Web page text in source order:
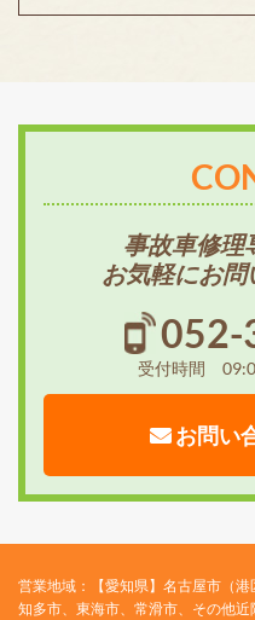
事故車修理
お気軽にお問
052-
受付時間
お問い
営業地域：【愛知県】名古屋市（港
知多市、東海市、常滑市、その他近